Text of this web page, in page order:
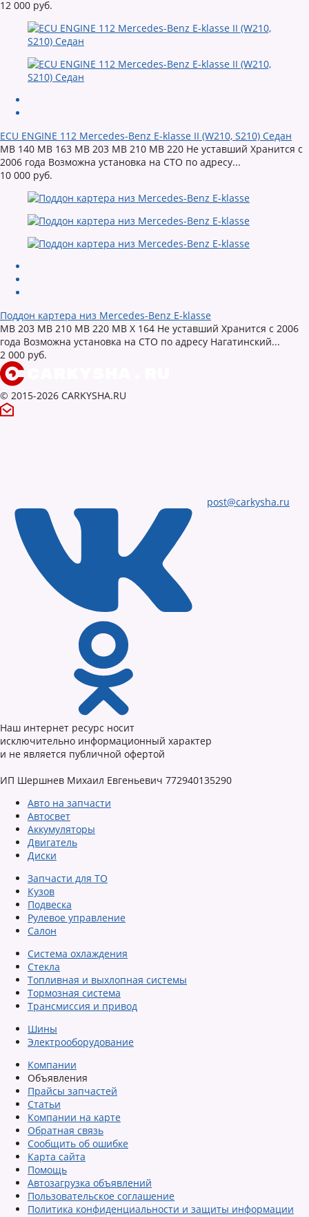
12 000 руб.
ECU ENGINE 112 Mercedes-Benz E-klasse II (W210, S210) Седан
MB 140 MB 163 MB 203 MB 210 MB 220 Не уставший Хранится с
2006 года Возможна установка на СТО по адресу...
10 000 руб.
Поддон картера низ Mercedes-Benz E-klasse
MB 203 MB 210 MB 220 MB X 164 Не уставший Хранится с 2006
года Возможна установка на СТО по адресу Нагатинский...
2 000 руб.
© 2015-2026 CARKYSHA.RU
post@carkysha.ru
Наш интернет ресурс носит
исключительно информационный характер
и не является публичной офертой
ИП Шершнев Михаил Евгеньевич 772940135290
Авто на запчасти
Автосвет
Аккумуляторы
Двигатель
Диски
Запчасти для ТО
Кузов
Подвеска
Рулевое управление
Салон
Система охлаждения
Стекла
Топливная и выхлопная системы
Тормозная система
Трансмиссия и привод
Шины
Электрооборудование
Компании
Объявления
Прайсы запчастей
Статьи
Компании на карте
Обратная связь
Сообщить об ошибке
Карта сайта
Помощь
Автозагрузка объявлений
Пользовательское соглашение
Политика конфиденциальности и защиты информации